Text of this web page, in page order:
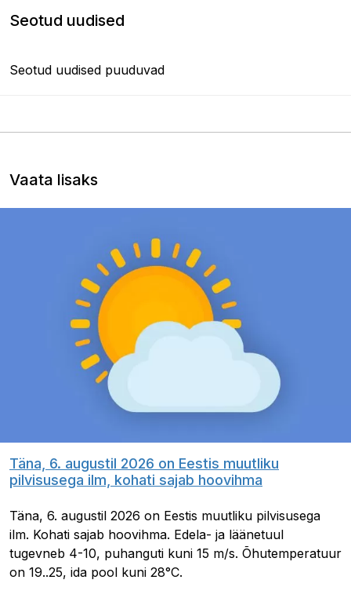
Seotud uudised
Seotud uudised puuduvad
Vaata lisaks
Täna, 6. augustil 2026 on Eestis muutliku
pilvisusega ilm, kohati sajab hoovihma
Täna, 6. augustil 2026 on Eestis muutliku pilvisusega
ilm. Kohati sajab hoovihma. Edela- ja läänetuul
tugevneb 4-10, puhanguti kuni 15 m/s. Õhutemperatuur
on 19..25, ida pool kuni 28°C.